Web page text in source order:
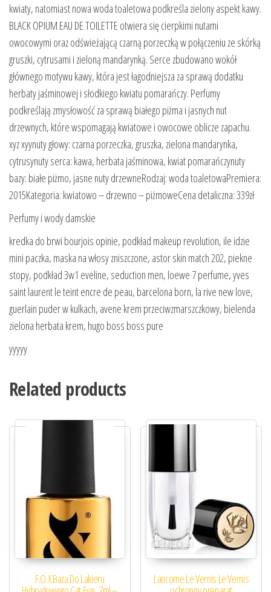
kwiaty, natomiast nowa woda toaletowa podkreśla zielony aspekt kawy.
BLACK OPIUM EAU DE TOILETTE otwiera się cierpkimi nutami
owocowymi oraz odświeżającą czarną porzeczką w połączeniu ze skórką
gruszki, cytrusami i zieloną mandarynką. Serce zbudowano wokół
głównego motywu kawy, która jest łagodniejsza za sprawą dodatku
herbaty jaśminowej i słodkiego kwiatu pomarańczy. Perfumy
podkreślają zmysłowość za sprawą białego piżma i jasnych nut
drzewnych, które wspomagają kwiatowe i owocowe oblicze zapachu.
xyz xyynuty głowy: czarna porzeczka, gruszka, zielona mandarynka,
cytrusynuty serca: kawa, herbata jaśminowa, kwiat pomarańczynuty
bazy: białe piżmo, jasne nuty drzewneRodzaj: woda toaletowaPremiera:
2015Kategoria: kwiatowo – drzewno – piżmoweCena detaliczna: 339zł
Perfumy i wody damskie
kredka do brwi bourjois opinie, podkład makeup revolution, ile idzie
mini paczka, maska na włosy zniszczone, astor skin match 202, piekne
stopy, podkład 3w1 eveline, seduction men, loewe 7 perfume, yves
saint laurent le teint encre de peau, barcelona born, la rive new love,
guerlain puder w kulkach, avene krem przeciwzmarszczkowy, bielenda
zielona herbata krem, hugo boss boss pure
yyyyy
Related products
F.O.X Baza Do Lakieru Lancome Le Vernis Le Vernis